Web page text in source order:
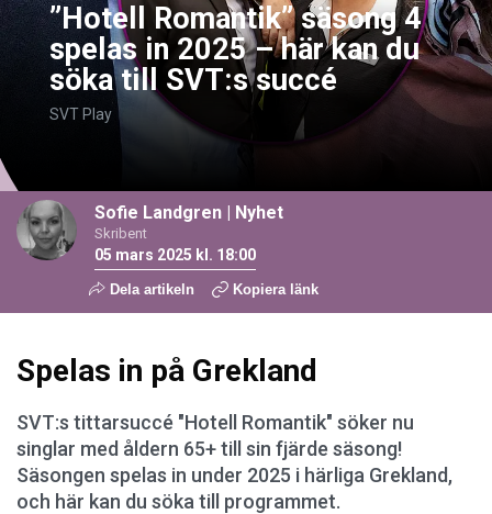
”Hotell Romantik” säsong 4
spelas in 2025 – här kan du
söka till SVT:s succé
SVT Play
Sofie Landgren | Nyhet
Skribent
05 mars 2025 kl. 18:00
Dela artikeln Kopiera länk
Spelas in på Grekland
SVT:s tittarsuccé "Hotell Romantik" söker nu
singlar med åldern 65+ till sin fjärde säsong!
Säsongen spelas in under 2025 i härliga Grekland,
och här kan du söka till programmet.